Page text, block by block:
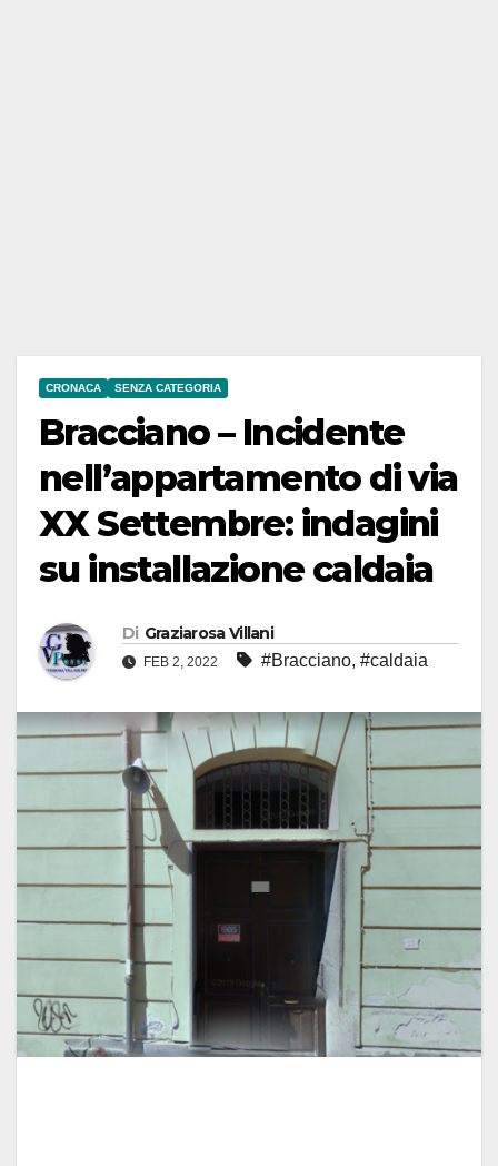
CRONACA SENZA CATEGORIA
Bracciano – Incidente
nell’appartamento di via
XX Settembre: indagini
su installazione caldaia
Di Graziarosa Villani
FEB 2, 2022 #Bracciano, #caldaia